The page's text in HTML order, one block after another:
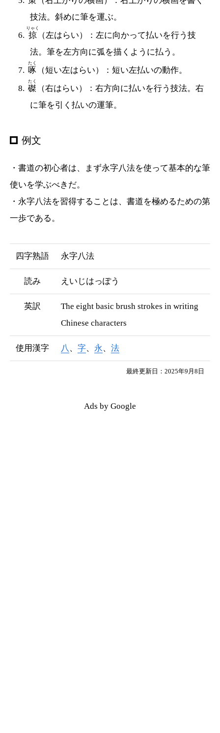
技法。斜めに筆を運ぶ。
掠
りゃく
（左はらい）：左に向かって払いを行う技
法。筆を左方向に弧を描くように払う。
啄
たく
（短い左はらい）：短い左払いの動作。
磔
たく
（右はらい）：右方向に払いを行う技法。右
に筆を引く払いの運筆。
例文
・書道の初心者は、まず永字八法を使って基本的な筆
使いを学ぶべきだ。
・永字八法を習得することは、書道を極めるための第
一歩である。
四字熟語 永字八法
読み えいじはっぽう
英訳
The eight basic brush strokes in writing
Chinese characters
使用漢字 八 、 字、 永、 法
最終更新日：2025年9月8日
Ads by Google